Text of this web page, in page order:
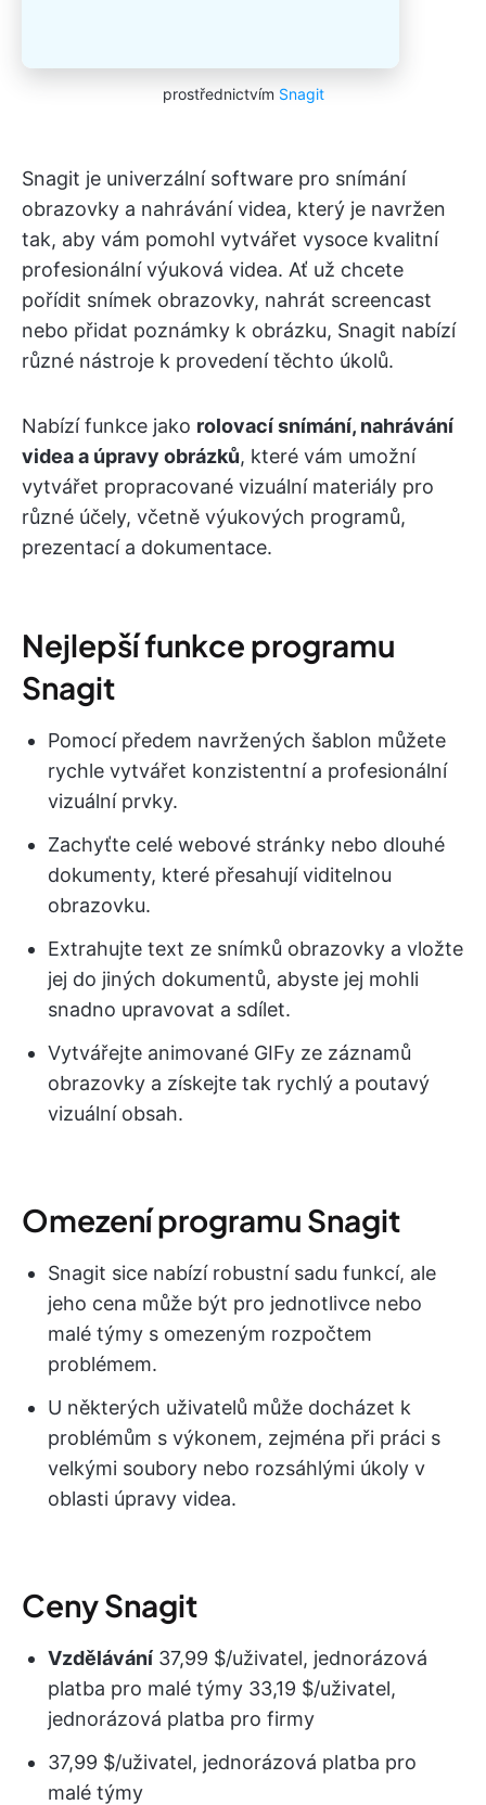
prostřednictvím Snagit
Snagit je univerzální software pro snímání
obrazovky a nahrávání videa, který je navržen
tak, aby vám pomohl vytvářet vysoce kvalitní
profesionální výuková videa. Ať už chcete
pořídit snímek obrazovky, nahrát screencast
nebo přidat poznámky k obrázku, Snagit nabízí
různé nástroje k provedení těchto úkolů.
Nabízí funkce jako rolovací snímání, nahrávání
videa a úpravy obrázků, které vám umožní
vytvářet propracované vizuální materiály pro
různé účely, včetně výukových programů,
prezentací a dokumentace.
Nejlepší funkce programu
Snagit
Pomocí předem navržených šablon můžete
rychle vytvářet konzistentní a profesionální
vizuální prvky.
Zachyťte celé webové stránky nebo dlouhé
dokumenty, které přesahují viditelnou
obrazovku.
Extrahujte text ze snímků obrazovky a vložte
jej do jiných dokumentů, abyste jej mohli
snadno upravovat a sdílet.
Vytvářejte animované GIFy ze záznamů
obrazovky a získejte tak rychlý a poutavý
vizuální obsah.
Omezení programu Snagit
Snagit sice nabízí robustní sadu funkcí, ale
jeho cena může být pro jednotlivce nebo
malé týmy s omezeným rozpočtem
problémem.
U některých uživatelů může docházet k
problémům s výkonem, zejména při práci s
velkými soubory nebo rozsáhlými úkoly v
oblasti úpravy videa.
Ceny Snagit
Vzdělávání 37,99 $/uživatel, jednorázová
platba pro malé týmy 33,19 $/uživatel,
jednorázová platba pro firmy
37,99 $/uživatel, jednorázová platba pro
malé týmy